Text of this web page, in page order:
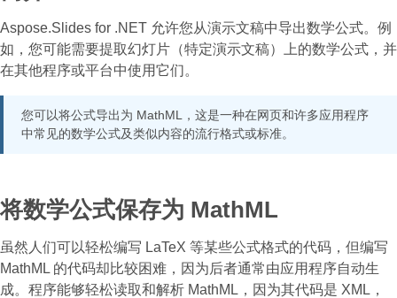
Aspose.Slides for .NET 允许您从演示文稿中导出数学公式。例
如，您可能需要提取幻灯片（特定演示文稿）上的数学公式，并
在其他程序或平台中使用它们。
您可以将公式导出为 MathML，这是一种在网页和许多应用程序
中常见的数学公式及类似内容的流行格式或标准。
将数学公式保存为 MathML
虽然人们可以轻松编写 LaTeX 等某些公式格式的代码，但编写
MathML 的代码却比较困难，因为后者通常由应用程序自动生
成。程序能够轻松读取和解析 MathML，因为其代码是 XML，